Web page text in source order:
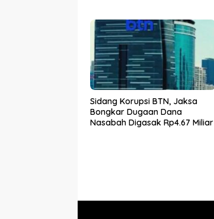
Sidang Korupsi BTN, Jaksa
Bongkar Dugaan Dana
Nasabah Digasak Rp4.67 Miliar